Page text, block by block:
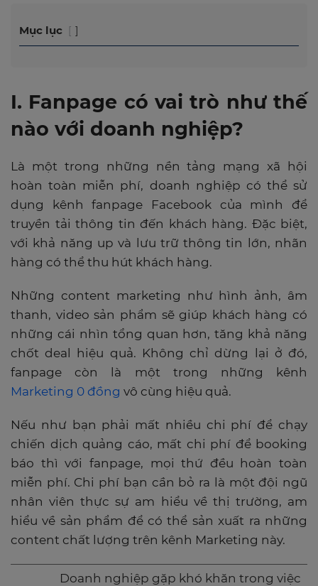
Mục lục
I. Fanpage có vai trò như thế
nào với doanh nghiệp?
Là một trong những nền tảng mạng xã hội
hoàn toàn miễn phí, doanh nghiệp có thể sử
dụng kênh fanpage Facebook của mình để
truyền tải thông tin đến khách hàng. Đặc biệt,
với khả năng up và lưu trữ thông tin lớn, nhãn
hàng có thể thu hút khách hàng.
Những content marketing như hình ảnh, âm
thanh, video sản phẩm sẽ giúp khách hàng có
những cái nhìn tổng quan hơn, tăng khả năng
chốt deal hiệu quả. Không chỉ dừng lại ở đó,
fanpage còn là một trong những kênh
Marketing 0 đồng vô cùng hiệu quả.
Nếu như bạn phải mất nhiều chi phí để chạy
chiến dịch quảng cáo, mất chi phí để booking
báo thì với fanpage, mọi thứ đều hoàn toàn
miễn phí. Chi phí bạn cần bỏ ra là một đội ngũ
nhân viên thực sự am hiểu về thị trường, am
hiểu về sản phẩm để có thể sản xuất ra những
content chất lượng trên kênh Marketing này.
Doanh nghiệp gặp khó khăn trong việc